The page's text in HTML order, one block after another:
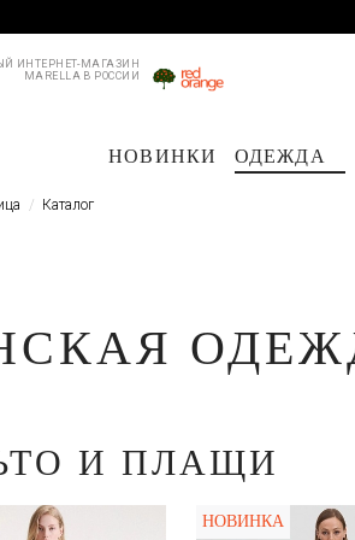
ИНТЕРНЕТ-МАГАЗИН
MARELLA В РОССИИ
НОВИНКИ ОДЕЖДА
Куртки и пуховики
Каталог
И ПЛАЩИ
НОВИНКА